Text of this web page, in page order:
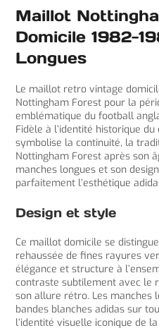
Maillot
Domicile 1982-
Longues
Le maillot retro vintage
Nottingham Forest pour la
emblématique du football
Fidèle à l’identité historique
symbolise la continuité, la
Nottingham Forest après son
manches longues et son
parfaitement l’esthétique
Design et style
Ce maillot domicile se
rehaussée de fines rayures
élégance et structure à
contraste subtilement avec le
son allure rétro. Les manches
bandes blanches adidas sur
l’identité visuelle iconique de